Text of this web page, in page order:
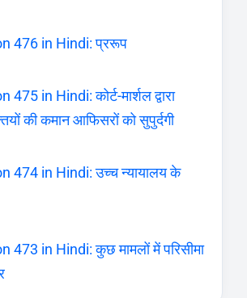
476 in Hindi: प्ररूप
in Hindi: कोर्ट-मार्शल द्वारा
की कमान आफिसरों को सुपुर्दगी
474 in Hindi: उच्च न्यायालय के
473 in Hindi: कुछ मामलों में परिसीमा